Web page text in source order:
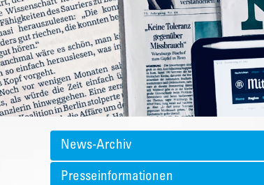
News-Archiv
Presseinformationen